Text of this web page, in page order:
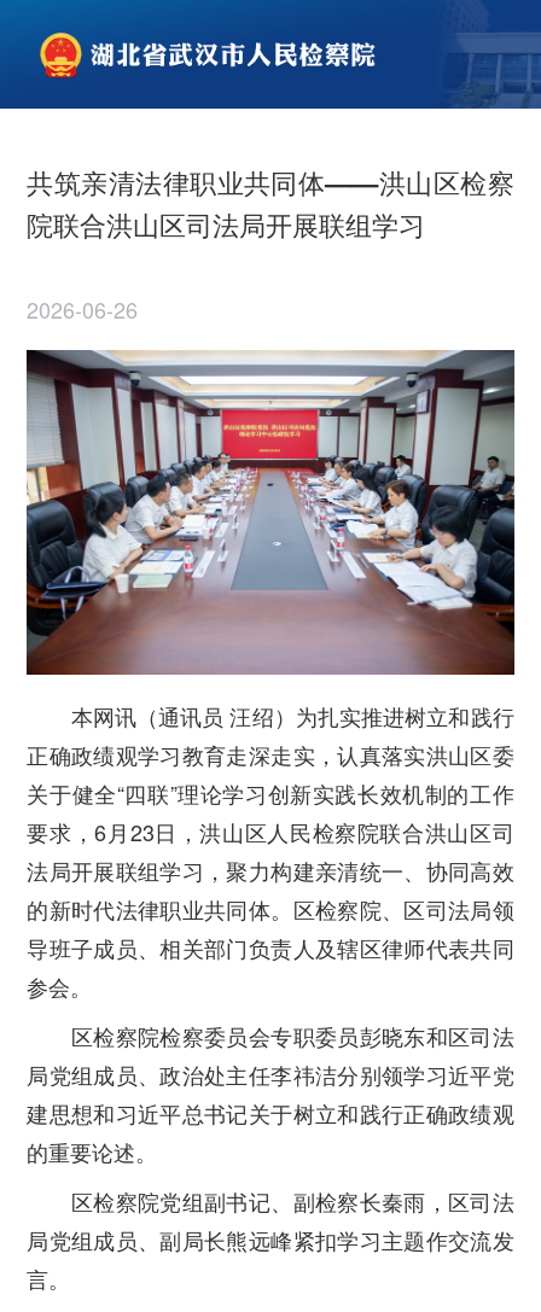
共筑亲清法律职业共同体——洪山区检察
院联合洪山区司法局开展联组学习
2026-06-26
本网讯（通讯员 汪绍）为扎实推进树立和践行
正确政绩观学习教育走深走实，认真落实洪山区委
关于健全“四联”理论学习创新实践长效机制的工作
要求，6 月23日，洪山区人民检察院联合洪山区司
法局开展联组学习，聚力构建亲清统一、协同高效
的新时代法律职业共同体。区检察院、区司法局领
导班子成员、相关部门负责人及辖区律师代表共同
参会。
区检察院检察委员会专职委员彭晓东和区司法
局党组成员、政治处主任李祎洁分别领学习近平党
建思想和习近平总书记关于树立和践行正确政绩观
的重要论述。
区检察院党组副书记、副检察长秦雨，区司法
局党组成员、副局长熊远峰紧扣学习主题作交流发
言。